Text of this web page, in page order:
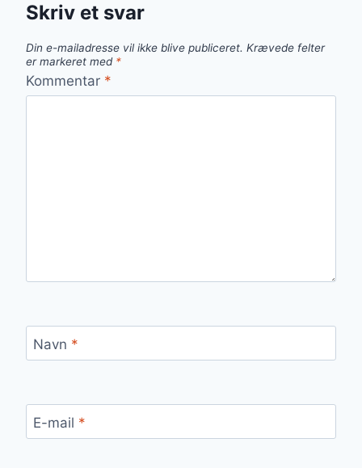
Skriv et svar
Din e-mailadresse vil ikke blive publiceret. Krævede felter
er markeret med *
Kommentar *
Navn *
E-mail *